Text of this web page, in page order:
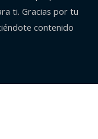
ti. Gracias por tu
contenido